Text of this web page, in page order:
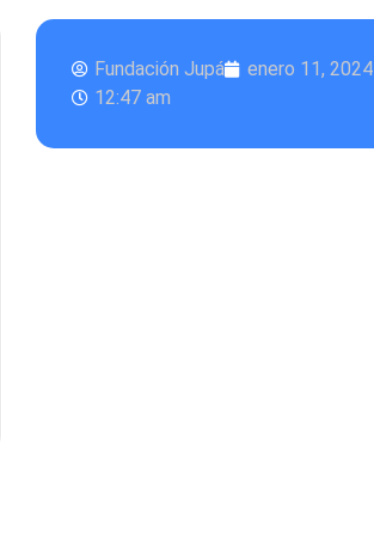
Fundación Jupá
enero 11, 2024
12:47 am